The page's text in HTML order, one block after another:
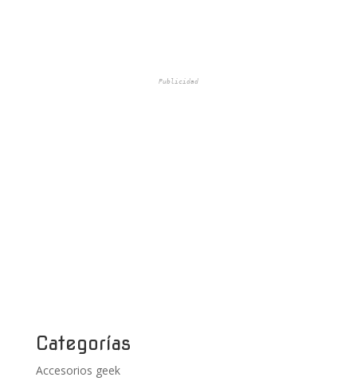
Publicidad
Categorías
Accesorios geek